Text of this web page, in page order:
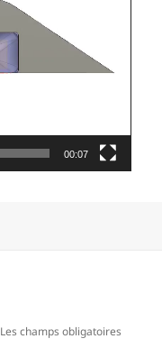
00:07
Les champs obligatoires